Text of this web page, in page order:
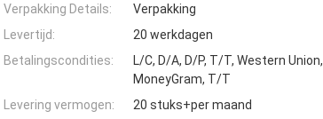
Verpakking Details:
Verpakking
Levertijd:
20 werkdagen
Betalingscondities:
L/C, D/A, D/P, T/T, Western Union,
MoneyGram, T/T
Levering vermogen:
20 stuks+per maand